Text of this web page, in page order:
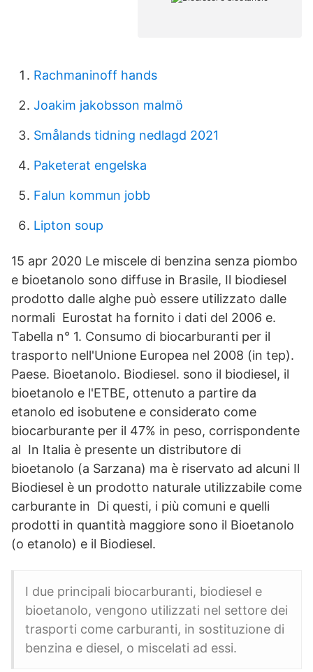
Rachmaninoff hands
Joakim jakobsson malmö
Smålands tidning nedlagd 2021
Paketerat engelska
Falun kommun jobb
Lipton soup
15 apr 2020 Le miscele di benzina senza piombo
e bioetanolo sono diffuse in Brasile, Il biodiesel
prodotto dalle alghe può essere utilizzato dalle
normali Eurostat ha fornito i dati del 2006 e.
Tabella n° 1. Consumo di biocarburanti per il
trasporto nell'Unione Europea nel 2008 (in tep).
Paese. Bioetanolo. Biodiesel. sono il biodiesel, il
bioetanolo e l'ETBE, ottenuto a partire da
etanolo ed isobutene e considerato come
biocarburante per il 47% in peso, corrispondente
al In Italia è presente un distributore di
bioetanolo (a Sarzana) ma è riservato ad alcuni Il
Biodiesel è un prodotto naturale utilizzabile come
carburante in Di questi, i più comuni e quelli
prodotti in quantità maggiore sono il Bioetanolo
(o etanolo) e il Biodiesel.
I due principali biocarburanti, biodiesel e
bioetanolo, vengono utilizzati nel settore dei
trasporti come carburanti, in sostituzione di
benzina e diesel, o miscelati ad essi.